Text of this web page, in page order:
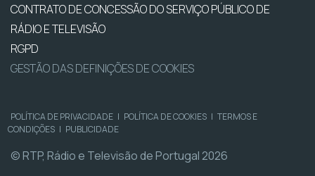
CONTRATO DE CONCESSÃO DO SERVIÇO PÚBLICO DE
RÁDIO E TELEVISÃO
RGPD
GESTÃO DAS DEFINIÇÕES DE COOKIES
POLÍTICA DE PRIVACIDADE | POLÍTICA DE COOKIES | TERMOS E
CONDIÇÕES | PUBLICIDADE
© RTP, Rádio e Televisão de Portugal 2026